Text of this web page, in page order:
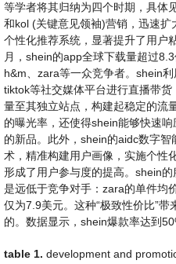
等学者将其归纳为四个时期，具体
和kol (关键意见领袖)营销，迅速
个性化推荐系统，显著提升了用户
月，shein的app全球下载量超过
h&m、zara等一众竞争者。shein
tiktok等社交媒体平台进行直播带
量至其独立站点，构建起稳定的流
的曝光率，还使得shein能够快速
的新品。此外，shein的aidc数字
术，精准构建用户画像，实施个性
形成了用户参与度的提高。shein
是远低于竞争对手：zara的单件均
仅为7.9美元。这种“极致性价比”
的。数据显示，shein爆款率达到
table 1. development and